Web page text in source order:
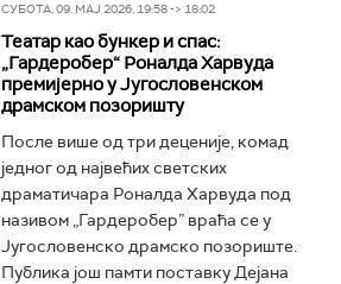
СУБОТА, 09. МАЈ 2026, 19:58 -> 18:02
Театар као бункер и спас:
„Гардеробер“ Роналда Харвуда
премијерно у Југословенском
драмском позоришту
После више од три деценије, комад
једног од највећих светских
драматичара Роналда Харвуда под
називом „Гардеробер” враћа се у
Југословенско драмско позориште.
Публика још памти поставку Дејана